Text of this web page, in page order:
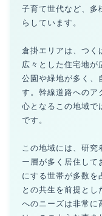
子育て世代など、多
らしています。
倉掛エリアは、つく
広々とした住宅地が
公園や緑地が多く、
す。幹線道路へのア
心となるこの地域で
です。
この地域には、研究
ー層が多く居住して
にする世帯が多数を
との共生を前提と
へのニーズは非常に